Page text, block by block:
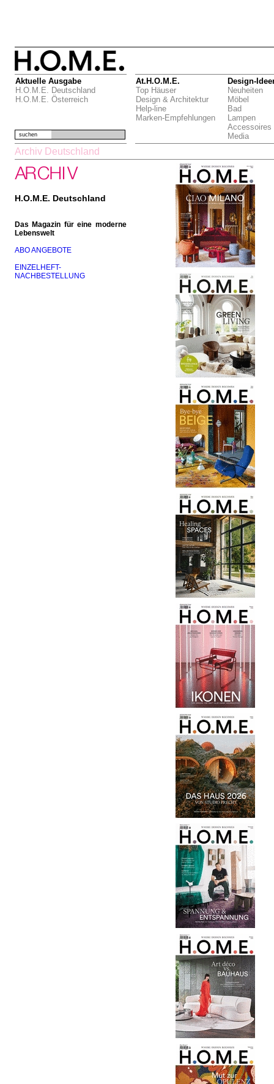
Aktuelle Ausgabe
H.O.M.E. Deutschland
H.O.M.E. Österreich
At.H.O.M.E.
Top Häuser
Design & Architektur
Help-line
Marken-Empfehlungen
Design-
Neuheiten
Möbel
Bad
Lampen
Accessoires
Media
suchen
Archiv Deutschland
H.O.M.E. Deutschland
Das Magazin für eine moderne
Lebenswelt
ABO ANGEBOTE
EINZELHEFT-
NACHBESTELLUNG